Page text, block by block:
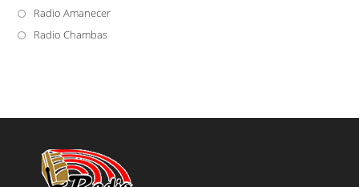
abre
en
Radio AmanecerSe
Radio ChambasSe
nueva